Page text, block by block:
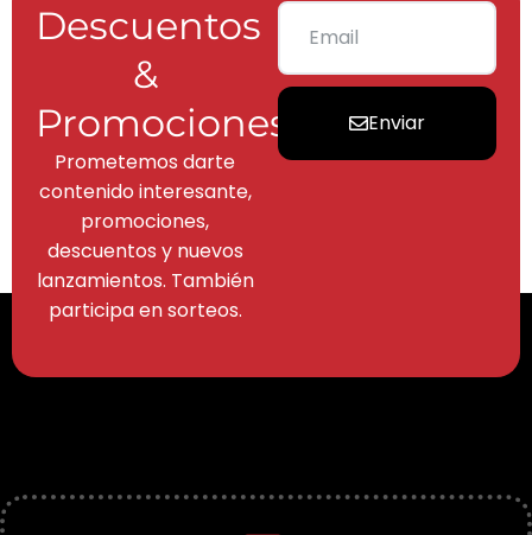
Descuentos
&
Promociones
Prometemos darte
contenido interesante,
promociones,
descuentos y nuevos
lanzamientos. También
participa en sorteos.
Enviar